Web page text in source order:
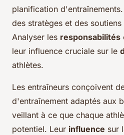
planification
des stratèges et des
Analyser les responsabilités
leur influence cruciale sur le
athlètes.
Les entraîneurs conçoivent
d'entraînement adaptés aux
veillant à ce que chaque
potentiel. Leur influence sur